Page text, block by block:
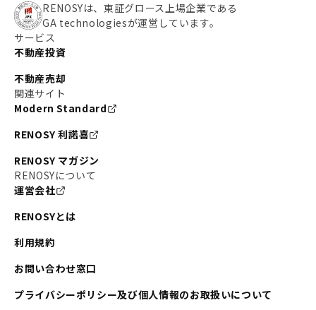
RENOSYは、東証グロース上場企業である
GA technologiesが運営しています。
サービス
不動産投資
不動産売却
関連サイト
Modern Standard
RENOSY 利諾喜
RENOSY マガジン
RENOSYについて
運営会社
RENOSYとは
利用規約
お問い合わせ窓口
プライバシーポリシー及び個人情報のお取扱いについて